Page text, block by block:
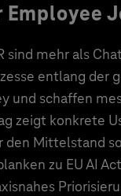
sind mehr als
entlang der
und schaffen
zeigt konkrete
den Mittelstand
zu EU AI